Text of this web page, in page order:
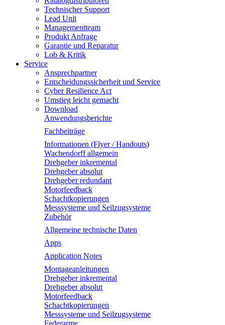
Technischer Support
Lead Unit
Managementteam
Produkt Anfrage
Garantie und Reparatur
Lob & Kritik
Service
Ansprechpartner
Entscheidungssicherheit und Service
Cyber Resilience Act
Umstieg leicht gemacht
Download
Anwendungsberichte
Fachbeiträge
Informationen (Flyer / Handouts)
Wachendorff allgemein
Drehgeber inkremental
Drehgeber absolut
Drehgeber redundant
Motorfeedback
Schachtkopierungen
Messsysteme und Seilzugsysteme
Zubehör
Allgemeine technische Daten
Apps
Application Notes
Montageanleitungen
Drehgeber inkremental
Drehgeber absolut
Motorfeedback
Schachtkopierungen
Messsysteme und Seilzugsysteme
Federarme